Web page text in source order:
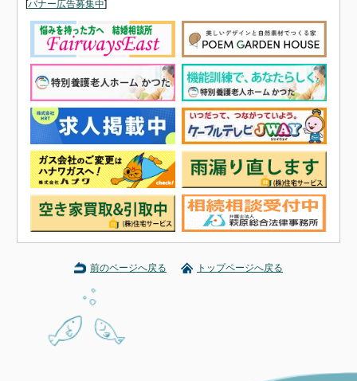
[バナー広告募集中]
前のページへ戻る トップページへ戻る